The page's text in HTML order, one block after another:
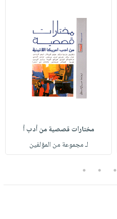
مختارات قصصية من أدب أ
لـ مجموعة من المؤلفين
3
4
5